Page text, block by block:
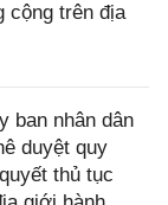
cộng trên địa
ban nhân dân
duyệt quy
thủ tục